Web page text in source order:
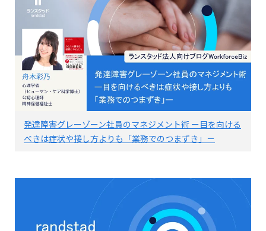
発達障害グレーゾーン社員のマネジメント術 ー目を向ける
べきは症状や接し方よりも「業務でのつまずき」－